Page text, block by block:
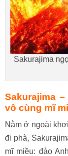
Sakurajima
Sakurajima
vô cùng mĩ
Nằm ở ngoài
đi phà,
mĩ miều: đảo